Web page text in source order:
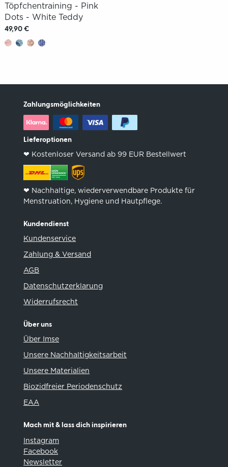
Töpfchentraining - Pink
Dots - White Teddy
49,90 €
Zahlungsmöglichkeiten
Lieferoptionen
❤︎ Kostenloser Versand ab 99 EUR Bestellwert
❤︎ Nachhaltige, wiederverwendbare Produkte für
Menstruation, Hygiene und Hautpflege.
Kundendienst
Kundenservice
Zahlung & Versand
AGB
Datenschutzerklarung
Widerrufsrecht
Über uns
Über Imse
Unsere Nachhaltigkeitsarbeit
Unsere Materialien
Biozidfreier Periodenschutz
EAA
Mach mit & lass dich inspirieren
Instagram
Facebook
Newsletter